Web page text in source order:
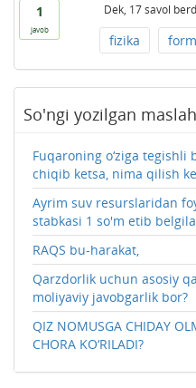
1
javob
Dek, 17 savol
fizika
So'ngi yozilgan
Fuqaroning o‘ziga tegishli
chiqib ketsa, nima qilish
Ayrim suv resurslaridan
stabkasi 1 so'm etib
RAQS bu-harakat,
Qarzdorlik uchun asosiy
moliyaviy javobgarlik bor?
QIZ NOMUSGA CHIDAY
CHORA KO‘RILADI?